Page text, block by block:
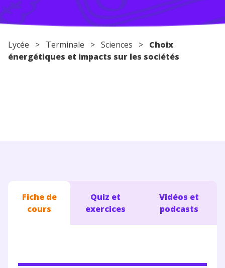
Conseils pour les parents
Lycée > Terminale > Sciences > Choix
énergétiques et impacts sur les sociétés
Fiche de
cours
Quiz et
exercices
Vidéos et
podcasts